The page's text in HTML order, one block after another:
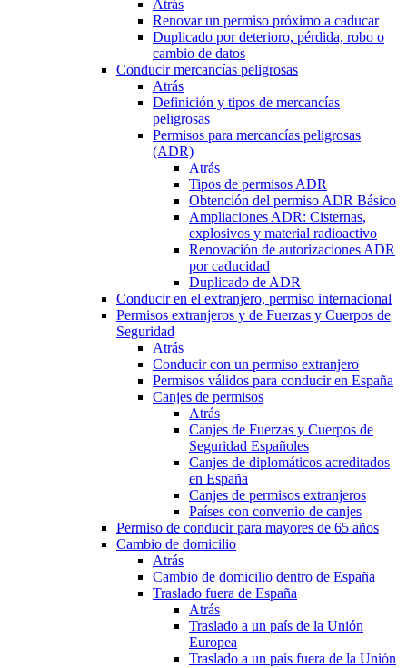
Atrás
Renovar un permiso próximo a caducar
Duplicado por deterioro, pérdida, robo o
cambio de datos
Conducir mercancías peligrosas
Atrás
Definición y tipos de mercancías
peligrosas
Permisos para mercancías peligrosas
(ADR)
Atrás
Tipos de permisos ADR
Obtención del permiso ADR Básico
Ampliaciones ADR: Cisternas,
explosivos y material radioactivo
Renovación de autorizaciones ADR
por caducidad
Duplicado de ADR
Conducir en el extranjero, permiso internacional
Permisos extranjeros y de Fuerzas y Cuerpos de
Seguridad
Atrás
Conducir con un permiso extranjero
Permisos válidos para conducir en España
Canjes de permisos
Atrás
Canjes de Fuerzas y Cuerpos de
Seguridad Españoles
Canjes de diplomáticos acreditados
en España
Canjes de permisos extranjeros
Países con convenio de canjes
Permiso de conducir para mayores de 65 años
Cambio de domicilio
Atrás
Cambio de domicilio dentro de España
Traslado fuera de España
Atrás
Traslado a un país de la Unión
Europea
Traslado a un país fuera de la Unión